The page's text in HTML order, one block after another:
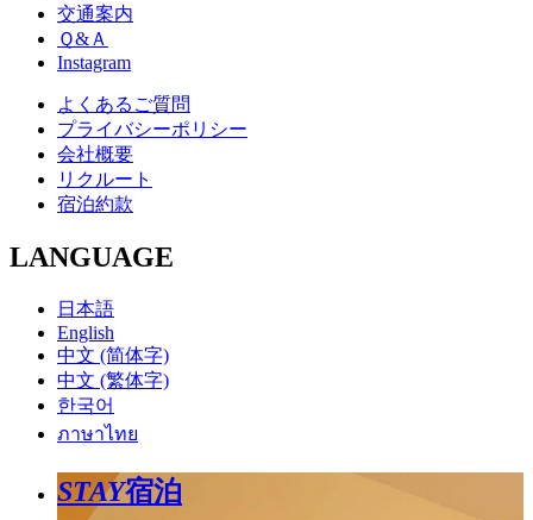
交通案内
Ｑ&Ａ
Instagram
よくあるご質問
プライバシーポリシー
会社概要
リクルート
宿泊約款
LANGUAGE
日本語
English
中文 (简体字)
中文 (繁体字)
한국어
ภาษาไทย
STAY宿泊